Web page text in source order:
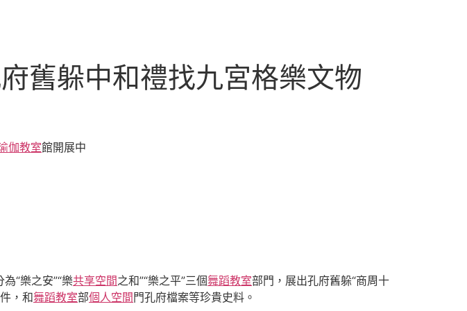
舊躲中和禮找九宮格樂文物
伽教室館開展中
“樂之安”“樂共享空間之和”“樂之平”三個舞蹈教室部門，展出孔府舊躲“商周十
，和舞蹈教室部個人空間門孔府檔案等珍貴史料。